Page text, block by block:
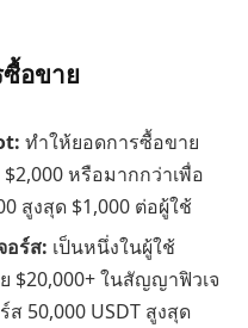
อขาย
ทำให้ยอดการซื้อขาย
หรือมากกว่าเพื่อ
สูงสุด $1,000 ต่อผู้ใช้
อร์ส: เป็นหนึ่งในผู้ใช้
$20,000+ ในสัญญาฟิวเจ
50,000 USDT สูงสุด